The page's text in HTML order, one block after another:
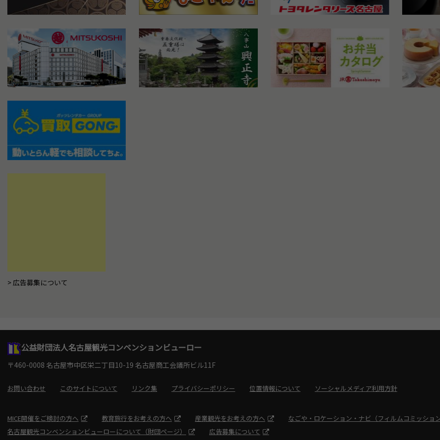
広告募集について
公益財団法人名古屋観光コンベンションビューロー
〒460-0008 名古屋市中区栄二丁目10-19 名古屋商工会議所ビル11F
お問い合わせ このサイトについて リンク集 プライバシーポリシー 位置情報について ソーシャルメディア利用方針
MICE開催をご検討の方へ 教育旅行をお考えの方へ 産業観光をお考えの方へ
なごや・ロケーション・ナビ（フィルムコミッショ
名古屋観光コンベンションビューローについて（財団ページ）
広告募集について